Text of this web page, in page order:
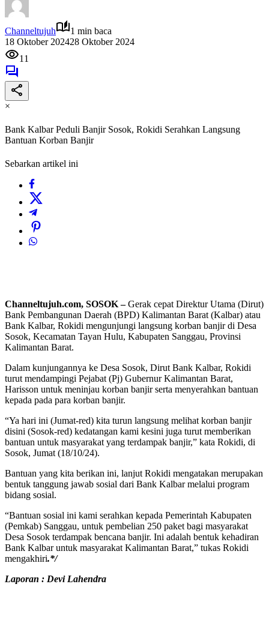
Channeltujuh
1 min baca
18 Oktober 202428 Oktober 2024
11
×
Bank Kalbar Peduli Banjir Sosok, Rokidi Serahkan Langsung
Bantuan Korban Banjir
Sebarkan artikel ini
Channeltujuh.com, SOSOK –Gerak cepat Direktur Utama (Dirut)
Bank Pembangunan Daerah (BPD) Kalimantan Barat (Kalbar) atau
Bank Kalbar, Rokidi mengunjungi langsung korban banjir di Desa
Sosok, Kecamatan Tayan Hulu, Kabupaten Sanggau, Provinsi
Kalimantan Barat.
Dalam kunjungannya ke Desa Sosok, Dirut Bank Kalbar, Rokidi
turut mendampingi Pejabat (Pj) Gubernur Kalimantan Barat,
Harisson untuk meninjau korban banjir serta menyerahkan bantuan
kepada pada para korban banjir.
“Ya hari ini (Jumat-red) kita turun langsung melihat korban banjir
disini (Sosok-red) kedatangan kami kesini juga turut memberikan
bantuan untuk masyarakat yang terdampak banjir,” kata Rokidi, di
Sosok, Jumat (18/10/24).
Bantuan yang kita berikan ini, lanjut Rokidi mengatakan merupakan
bentuk tanggung jawab sosial dari Bank Kalbar melalui program
bidang sosial.
“Bantuan sosial ini kami serahkan kepada Pemerintah Kabupaten
(Pemkab) Sanggau, untuk pembelian 250 paket bagi masyarakat
Desa Sosok terdampak bencana banjir. Ini adalah bentuk kehadiran
Bank Kalbar untuk masyarakat Kalimantan Barat,” tukas Rokidi
mengakhiri.*/
Laporan : Devi Lahendra